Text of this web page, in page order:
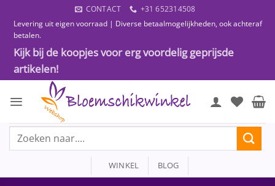
naar
inhoud
CONTACT
+31 652314508
Levering uit eigen voorraad | Diverse betaalmogelijkheden, ook achteraf
betalen.
Kijk bij de koopjes voor erg voordelig geprijsde
artikelen!
Zoeken
WINKEL BLOG